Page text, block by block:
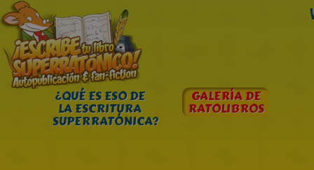
¿QUÉ ES ESO DE
LA ESCRITURA
SUPERRATÓNICA?
GALERÍA DE
RATOLIBROS